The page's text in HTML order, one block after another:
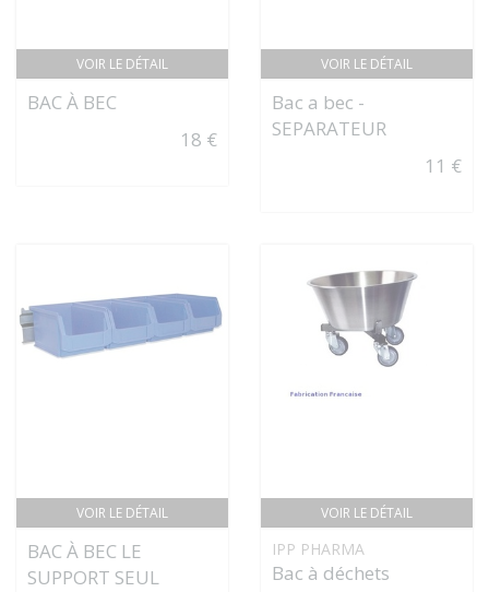
VOIR LE DÉTAIL
BAC À BEC
18 €
VOIR LE DÉTAIL
Bac a bec -
SEPARATEUR
11 €
VOIR LE DÉTAIL
BAC À BEC LE
SUPPORT SEUL
VOIR LE DÉTAIL
IPP PHARMA
Bac à déchets